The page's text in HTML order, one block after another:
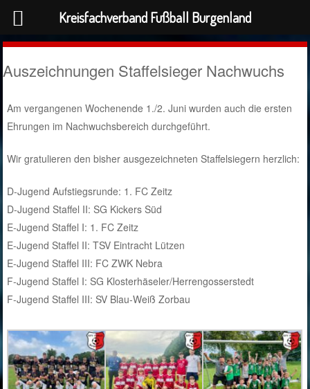
Auszeichnungen Staffelsieger Nachwuchs
Am vergangenen Wochenende 1./2. Juni wurden auch die ersten
Ehrungen im Nachwuchsbereich durchgeführt.
Wir gratulieren den bisher ausgezeichneten Staffelsiegern herzlich:
D-Jugend Aufstiegsrunde: 1. FC Zeitz
D-Jugend Staffel II: SG Kickers Süd
E-Jugend Staffel I: 1. FC Zeitz
E-Jugend Staffel II: TSV Eintracht Lützen
E-Jugend Staffel III: FC ZWK Nebra
F-Jugend Staffel I: SG Klosterhäseler/Herrengosserstedt
F-Jugend Staffel III: SV Blau-Weiß Zorbau
Kreisfachverband Fußball Burgenland